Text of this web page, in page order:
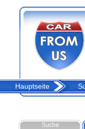
Hauptseite
Suche